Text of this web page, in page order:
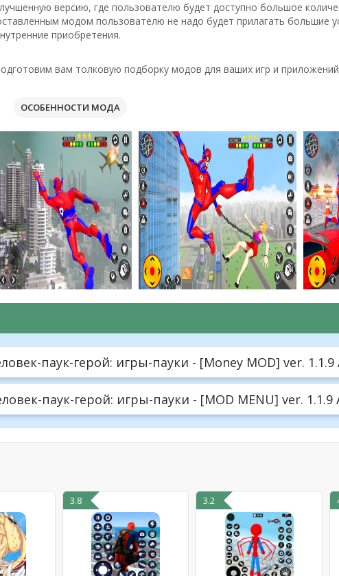
версию, где пользователю будет доступно большое
модом пользователю не надо будет прилагать большие
приобретения.
вам толковую подборку модов для ваших игр и
ОСОБЕННОСТИ МОДА
паук-герой: игры-пауки - [Money MOD] ver. 1.1.9
паук-герой: игры-пауки - [MOD MENU] ver. 1.1.9
3.8 3.2